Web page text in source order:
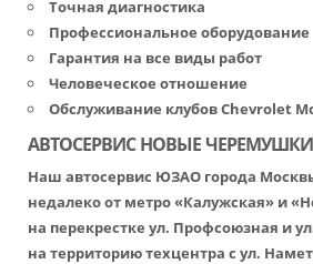
Точная диагностика
Профессиональное оборудование
Гарантия на все виды работ
Человеческое отношение
Обслуживание клубов Chevrolet
АВТОСЕРВИС НОВЫЕ ЧЕРЕМУШКИ
Наш автосервис ЮЗАО города
недалеко от метро «Калужская» и
на перекрестке ул. Профсоюзная и
на территорию техцентра с ул.